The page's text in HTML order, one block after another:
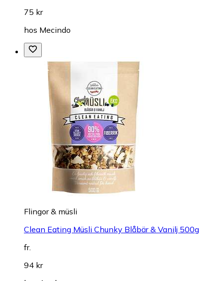
75 kr
hos Mecindo
Flingor & müsli
Clean Eating Müsli Chunky Blåbär & Vanilj 500g
fr.
94 kr